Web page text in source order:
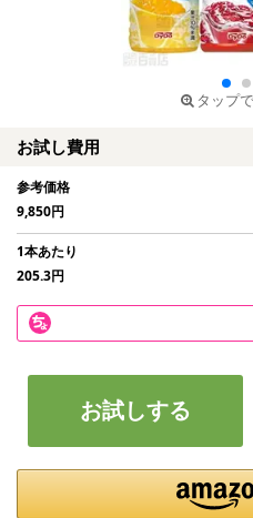
タップ
お試し費用
参考価格
9,850円
1本あたり
205.3円
お試しする